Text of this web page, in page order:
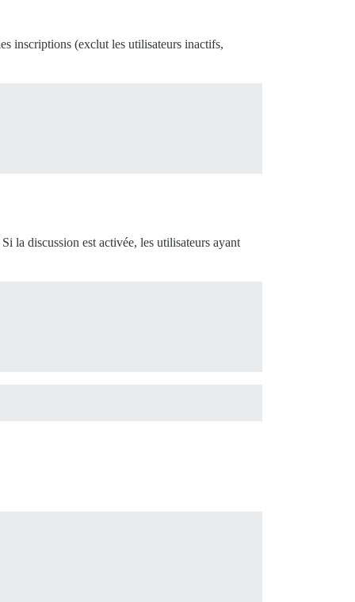
inscriptions (exclut les utilisateurs inactifs,
la discussion est activée, les utilisateurs ayant